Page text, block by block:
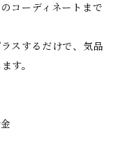
コーディネートまで
スするだけで、気品
す。